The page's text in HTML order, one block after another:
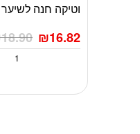
וטיקה חנה לשיער
18.90 ₪16.82